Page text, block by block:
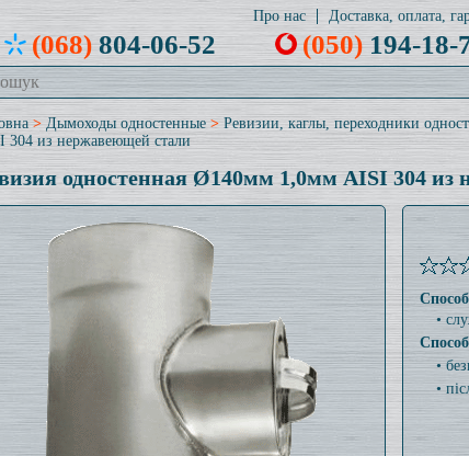
Про нас Доставка, оплата,
(068)804-06-52 (050)194-18-
> Дымоходы одностенные> Ревизии, каглы, переходники
304 из нержавеющей стали
одностенная Ø140мм 1,0мм AISI 304 из
•
•
•